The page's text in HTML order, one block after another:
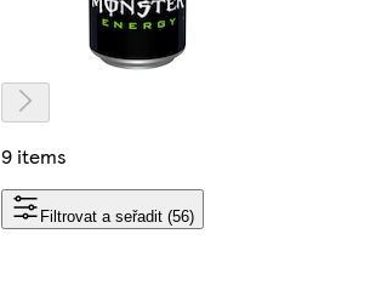
9 items
Filtrovat a seřadit (56)